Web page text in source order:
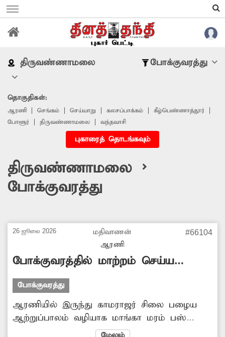
திருவண்ணாமலை போக்குவரத்து
தொகுதிகள்:
ஆரணி செங்கம் செய்யாறு கலசப்பாக்கம்
‎கீழ்பெண்ணாத்தூர்
போளூர்
திருவண்ணாமலை வந்தவாசி
புகாரைத் தொடங்கவும்
திருவண்ணாமலை >
போக்குவரத்து
26 ஜூலை 2026
மதிவாணன்
ஆரணி
#66104
போக்குவரத்தில் மாற்றம் செய்ய
வேண்டும்
போக்குவரத்து
ஆரணியில் இருந்து காமராஜர் சிலை பழைய
ஆற்றுப்பாலம் வழியாக மாங்கா மரம் பஸ்
நிறுத்தம் வழியாக வந்து செல்லக்கூடிய